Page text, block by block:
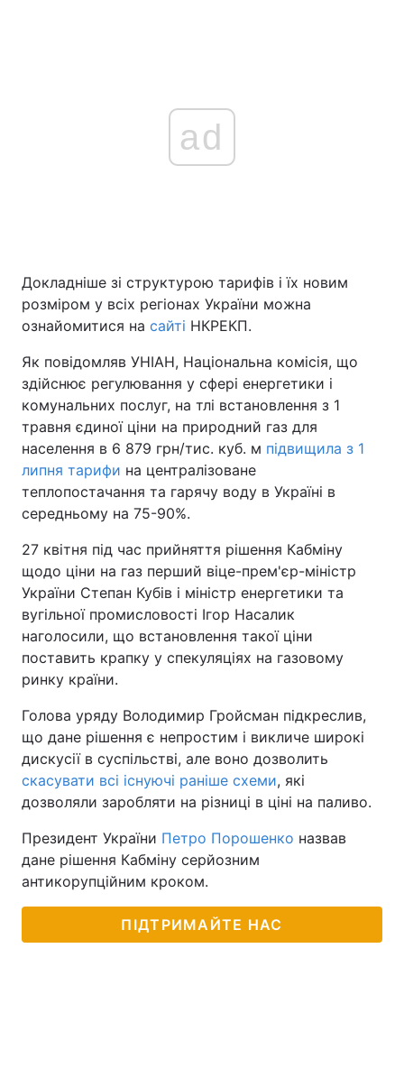
ad
Докладніше зі структурою тарифів і їх новим
розміром у всіх регіонах України можна
ознайомитися на сайті НКРЕКП.
Як повідомляв УНІАН, Національна комісія, що
здійснює регулювання у сфері енергетики і
комунальних послуг, на тлі встановлення з 1
травня єдиної ціни на природний газ для
населення в 6 879 грн/тис. куб. м підвищила з 1
липня тарифи на централізоване
теплопостачання та гарячу воду в Україні в
середньому на 75-90%.
27 квітня під час прийняття рішення Кабміну
щодо ціни на газ перший віце-прем'єр-міністр
України Степан Кубів і міністр енергетики та
вугільної промисловості Ігор Насалик
наголосили, що встановлення такої ціни
поставить крапку у спекуляціях на газовому
ринку країни.
Голова уряду Володимир Гройсман підкреслив,
що дане рішення є непростим і викличе широкі
дискусії в суспільстві, але воно дозволить
скасувати всі існуючі раніше схеми, які
дозволяли заробляти на різниці в ціні на паливо.
Президент України Петро Порошенко назвав
дане рішення Кабміну серйозним
антикорупційним кроком.
ПІДТРИМАЙТЕ НАС